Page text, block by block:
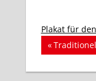
Plakat für
Vorheriger